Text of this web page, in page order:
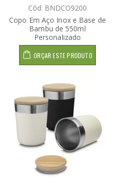
Cód: BNDCO9200
Copo Em Aço Inox e Base de
Bambu de 550ml
Personalizado
ORÇAR ESTE PRODUTO